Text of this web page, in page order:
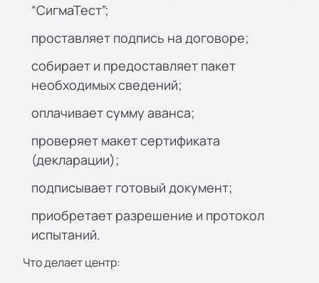
“СигмаТест”;
проставляет подпись на договоре;
собирает и предоставляет пакет
необходимых сведений;
оплачивает сумму аванса;
проверяет макет сертификата
(декларации);
подписывает готовый документ;
приобретает разрешение и протокол
испытаний.
Что делает центр: